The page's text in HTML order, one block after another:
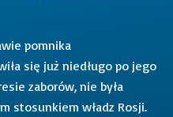
pomnika
się już niedługo po jego
zaborów, nie była
stosunkiem władz Rosji.